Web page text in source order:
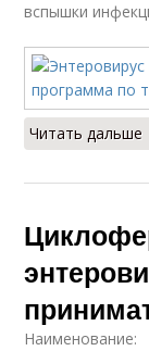
вспышки
Читать
Наименование: